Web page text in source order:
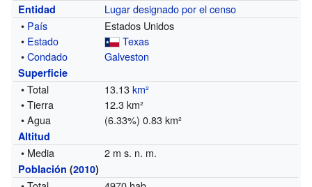
Entidad
Lugar designado por el censo
• País
Estados Unidos
• Estado
Texas
•Condado Galveston
Superficie
• Total 13.13km²
• Tierra
12.3 km²
• Agua
(6.33%) 0.83 km²
Altitud
• Media 2 m s. n. m.
Población (2010)